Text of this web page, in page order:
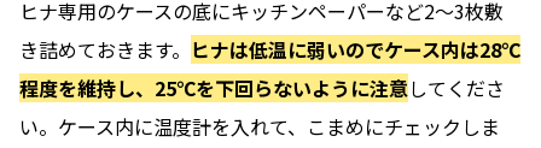
ヒナ専用のケースの底にキッチンペーパーなど2〜3枚敷
き詰めておきます。 ヒナは低温に弱いのでケース内は28℃
程度を維持し、25℃を下回らないように注意してくださ
い。ケース内に温度計を入れて、こまめにチェックしま